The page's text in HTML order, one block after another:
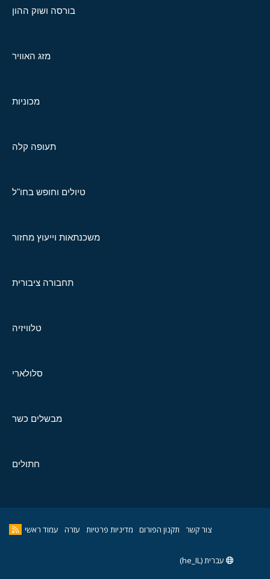
בורסה ושוק ההון
מזג האוויר
מכוניות
תעופה קלה
טיולים וחופש בחו"ל
משכנתאות וייעוץ מחזור
תחבורה ציבורית
טלוויזיה
סלולארי
מבשלים כשר
חתולים
צור קשר תקנון הפורום מדיניות פרטיות עזרה עמוד ראשי
עברית (he_IL)